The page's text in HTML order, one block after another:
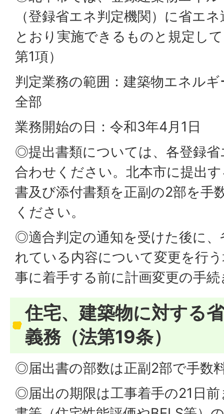
（登録省エネ判定機関）に省エ
とおり実施できるものと規定し
第1項）
判定業務の範囲：建築物エネル
全部
業務開始の日：令和3年4月1日
◎提出書類については、各登録
合わせください。北本市に提出
書及び添付書類を正副の2部を手
ください。
◎適合判定の通知を受けた後に
れている内容について変更を行
事に着手する前に計画変更の手
住宅、建築物に対する
義務（法第19条）
◎届出書の部数は正副2部で手数
◎届出の期限は工事着手の21日